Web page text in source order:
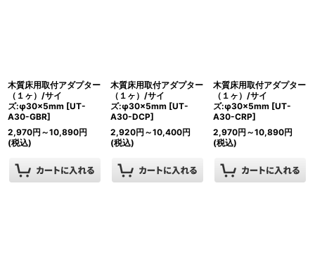
木質床用取付アダプター
（１ヶ）/サイ
ズ:φ30×5mm [UT-
A30-GBR]
2,970円 ～10,890円
(税込)
木質床用取付アダプター
（１ヶ）/サイ
ズ:φ30×5mm [UT-
A30-DCP]
2,920円 ～10,400円
(税込)
木質床用取付アダプター
（１ヶ）/サイ
ズ:φ30×5mm [UT-
A30-CRP]
2,970円 ～10,890円
(税込)